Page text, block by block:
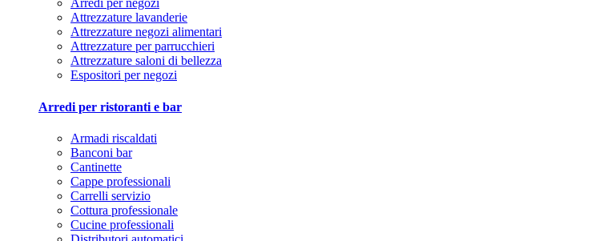
Arredi per negozi
Attrezzature lavanderie
Attrezzature negozi alimentari
Attrezzature per parrucchieri
Attrezzature saloni di bellezza
Espositori per negozi
Arredi per ristoranti e bar
Armadi riscaldati
Banconi bar
Cantinette
Cappe professionali
Carrelli servizio
Cottura professionale
Cucine professionali